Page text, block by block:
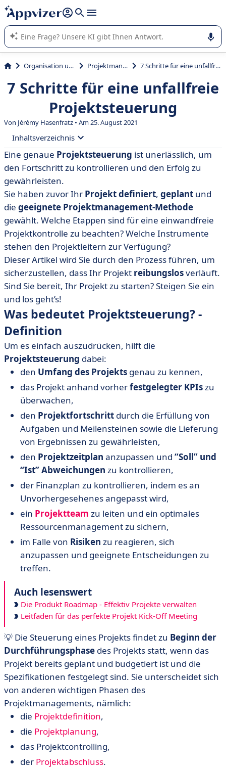
beantworten (mehrere Zeilen mit
Die KI von Appvizer führt Sie bei der Nutzung oder Auswahl
von SaaS-Software in Unternehmen.
Organisation und Planung Projektmanagement 7 Schritte für eine unfallfreie Projektsteuerung
7 Schritte für eine unfallfreie
Projektsteuerung
Von Jérémy Hasenfratz • Am 25. August 2021
Inhaltsverzeichnis
• Was bedeutet Projektsteuerung? - Definition
• Aufgaben des Projektleiters
• In 7 einfachen Schritten Projekte steuern
• Projektsteuerung ist für Sie kein Geheimnis mehr
Eine genaue Projektsteuerung ist unerlässlich, um
den Fortschritt zu kontrollieren und den Erfolg zu
gewährleisten.
Sie haben zuvor Ihr Projekt definiert, geplant und
die geeignete Projektmanagement-Methode
gewählt. Welche Etappen sind für eine einwandfreie
Projektkontrolle zu beachten? Welche Instrumente
stehen den Projektleitern zur Verfügung?
Dieser Artikel wird Sie durch den Prozess führen, um
sicherzustellen, dass Ihr Projekt reibungslosverläuft.
Sind Sie bereit, Ihr Projekt zu starten? Steigen Sie ein
und los geht’s!
Was bedeutet Projektsteuerung? -
Definition
Um es einfach auszudrücken, hilft die
Projektsteuerung dabei:
den Umfang des Projekts genau zu kennen,
das Projekt anhand vorherfestgelegter KPIszu
überwachen,
den Projektfortschritt durch die Erfüllung von
Aufgaben und Meilensteinen sowie die Lieferung
von Ergebnissen zu gewährleisten,
den Projektzeitplan anzupassen und “Soll” und
“Ist” Abweichungen zu kontrollieren,
der Finanzplan zu kontrollieren, indem es an
Unvorhergesehenes angepasst wird,
ein Projektteam zu leiten und ein optimales
Ressourcenmanagement zu sichern,
im Falle von Risiken zu reagieren, sich
anzupassen und geeignete Entscheidungen zu
treffen.
Auch lesenswert
Die Produkt Roadmap - Effektiv Projekte verwalten
Leitfaden für das perfekte Projekt Kick-Off Meeting
💡 Die Steuerung eines Projekts findet zu Beginn der
Durchführungsphase des Projekts statt, wenn das
Projekt bereits geplant und budgetiert ist und die
Spezifikationen festgelegt sind. Sie unterscheidet sich
von anderen wichtigen Phasen des
Projektmanagements, nämlich:
die Projektdefinition,
die Projektplanung,
das Projektcontrolling,
der Projektabschluss.